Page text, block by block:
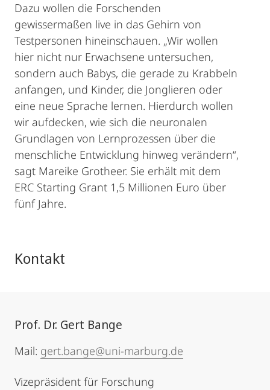
Dazu wollen die Forschenden
gewissermaßen live in das Gehirn von
Testpersonen hineinschauen. „Wir wollen
hier nicht nur Erwachsene untersuchen,
sondern auch Babys, die gerade zu Krabbeln
anfangen, und Kinder, die Jonglieren oder
eine neue Sprache lernen. Hierdurch wollen
wir aufdecken, wie sich die neuronalen
Grundlagen von Lernprozessen über die
menschliche Entwicklung hinweg verändern“,
sagt Mareike Grotheer. Sie erhält mit dem
ERC Starting Grant 1,5 Millionen Euro über
fünf Jahre.
Kontakt
Prof. Dr. Gert Bange
Mail: gert.bange@uni-marburg.de
Vizepräsident für Forschung